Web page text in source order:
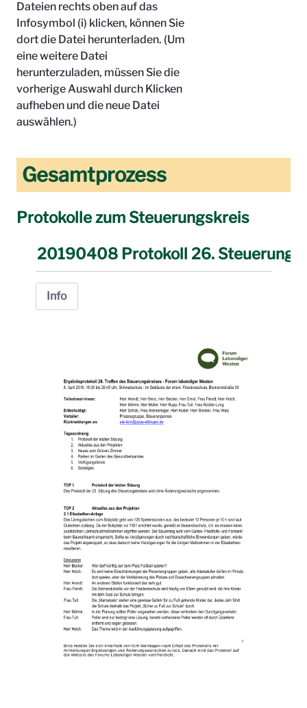
Dateien rechts oben auf das
Infosymbol (i) klicken, können Sie
dort die Datei herunterladen. (Um
eine weitere Datei
herunterzuladen, müssen Sie die
vorherige Auswahl durch Klicken
aufheben und die neue Datei
auswählen.)
Gesamtprozess
Protokolle zum Steuerungskreis
20190408 Protokoll 26.
Info